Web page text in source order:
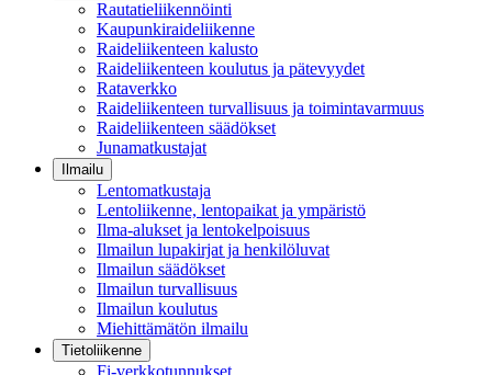
Rautatieliikennöinti
Kaupunkiraideliikenne
Raideliikenteen kalusto
Raideliikenteen koulutus ja pätevyydet
Rataverkko
Raideliikenteen turvallisuus ja toimintavarmuus
Raideliikenteen säädökset
Junamatkustajat
Ilmailu
Lentomatkustaja
Lentoliikenne, lentopaikat ja ympäristö
Ilma-alukset ja lentokelpoisuus
Ilmailun lupakirjat ja henkilöluvat
Ilmailun säädökset
Ilmailun turvallisuus
Ilmailun koulutus
Miehittämätön ilmailu
Tietoliikenne
Fi-verkkotunnukset